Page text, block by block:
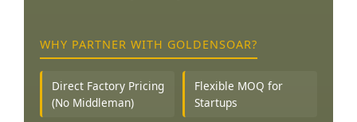
WHY PARTNER WITH GOLDENSOAR?
Direct Factory Pricing
(No Middleman)
Flexible MOQ for
Startups